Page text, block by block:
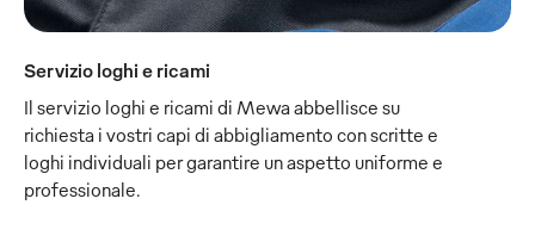
Servizio loghi e ricami
Il servizio loghi e ricami di Mewa abbellisce su
richiesta i vostri capi di abbigliamento con scritte e
loghi individuali per garantire un aspetto uniforme e
professionale.